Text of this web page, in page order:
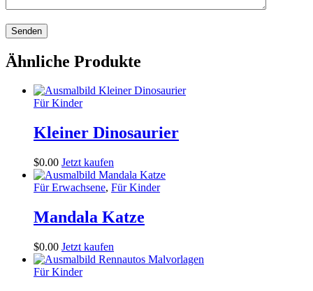
Ähnliche Produkte
Für Kinder
Kleiner Dinosaurier
$0.00 Jetzt kaufen
Für Erwachsene, Für Kinder
Mandala Katze
$0.00 Jetzt kaufen
Für Kinder